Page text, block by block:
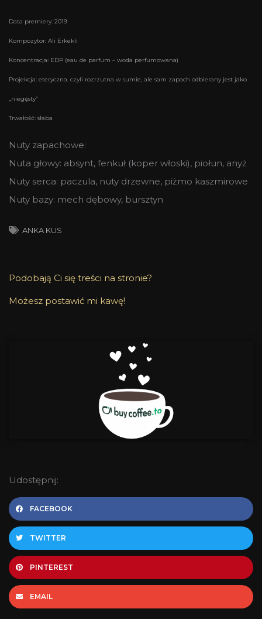
Data premiery: 2019
Kompozytor: Ali Erkekli
Koncentracja: EDP (eau de parfum – woda perfumowana)
Projekcja: eteryczna. czyli rozrzutna w sumie, ale sam zapach odbierany jest jako
„niegęsty”
Trwałość: słaba
Nuty zapachowe:
Nuta głowy: absynt, fenkuł (koper włoski), piołun, anyż
Nuty serca: paczula, nuty drzewne, piżmo kaszmirowe
Nuty bazy: mech dębowy, bursztyn
ANKA KUS
Podobają Ci się treści na stronie?
Możesz postawić mi kawę!
Udostępnij:
FACEBOOK
TWITTER
PINTEREST
EMAIL